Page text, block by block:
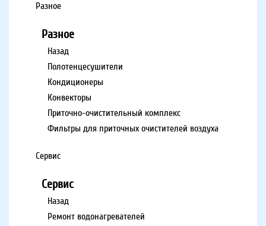
Разное
Разное
Назад
Полотенцесушители
Кондиционеры
Конвекторы
Приточно-очистительный комплекс
Фильтры для приточных очистителей воздуха
Сервис
Сервис
Назад
Ремонт водонагревателей